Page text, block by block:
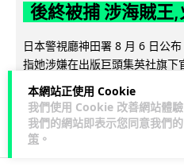
本網站正使用 Cookie
我們使用 Cookie 改善網站體
我們的網站即表示您同意我們的
策 。
後終被捕 涉海賊王
日本警視廳神田署 8 月 6 日公
指她涉嫌在出版巨頭集英社旗下
CHARACTERS ST...
75 9↗ 分享